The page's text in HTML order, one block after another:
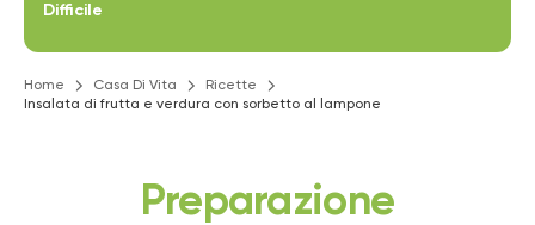
Difficile
Home Casa Di Vita
Ricette
Insalata di frutta e verdura con sorbetto al lampone
Preparazione